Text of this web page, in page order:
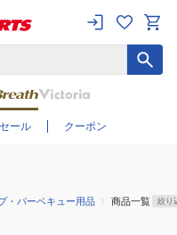
セール クーポン
込む
・バーベキュー用品 商品一覧 絞り